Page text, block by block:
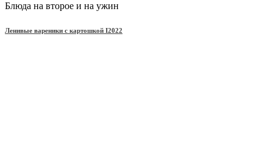
Блюда на второе и на ужин
Ленивые вареники с картошкой Ι2022